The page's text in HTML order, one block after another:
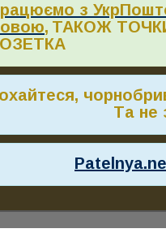
з
, ТАКОЖ
Та не